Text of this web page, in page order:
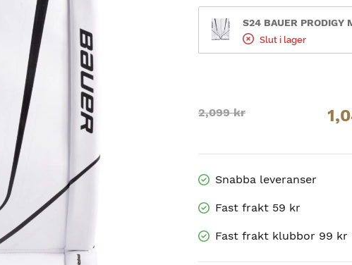
S24 BAUER PRODIGY
Slut i lager
2,099kr
Original
was:
2,099 kr.
Current
is:
1,049.50 kr.
Snabba leveranser
Fast frakt 59 kr
Fast frakt klubbor 99 kr